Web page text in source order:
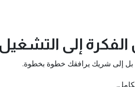
بل إلى شريك يرافقك خطوة بخطوة.